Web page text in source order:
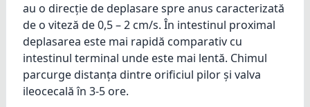
au o direcție de deplasare spre anus caracterizată
de o viteză de 0,5 – 2 cm/s. În intestinul proximal
deplasarea este mai rapidă comparativ cu
intestinul terminal unde este mai lentă. Chimul
parcurge distanța dintre orificiul pilor și valva
ileocecală în 3-5 ore.